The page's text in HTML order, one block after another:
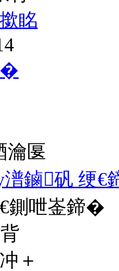
眳
�
瀹匽
潽鏀矾 绠
鍘呭崟鍗�
＋